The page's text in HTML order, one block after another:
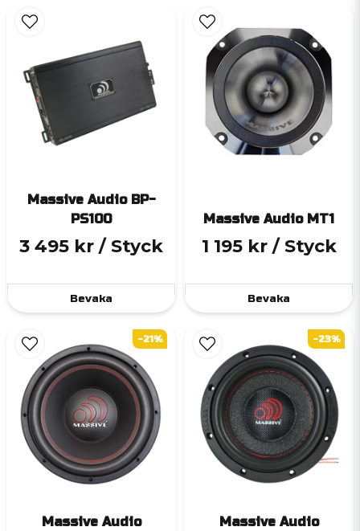
Massive Audio BP-
PS100
3 495 kr / Styck
Bevaka
Massive Audio MT1
1 195 kr / Styck
Bevaka
Massive Audio
-21%
Massive Audio
-23%